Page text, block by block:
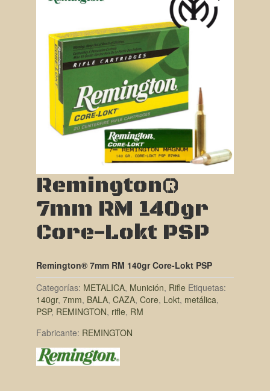
Remington®
7mm RM 140gr
Core-Lokt PSP
Remington® 7mm RM 140gr Core-Lokt PSP
Categorías: METALICA, Munición, Rifle Etiquetas:
140gr, 7mm, BALA, CAZA, Core, Lokt, metálica,
PSP, REMINGTON, rifle, RM
Fabricante: REMINGTON